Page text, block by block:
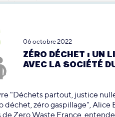
06 octobre 2022
ZÉRO DÉCHET : UN
AVEC LA SOCIÉTÉ
"Déchets partout, justice
déchet, zéro gaspillage", Alice
Zero Waste France,